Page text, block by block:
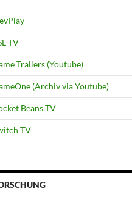
TV
Trailers (Youtube)
(Archiv via Youtube)
Beans TV
TV